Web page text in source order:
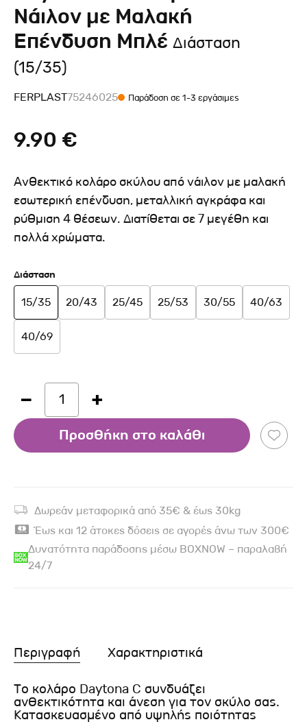
Νάιλον με Μαλακή
Επένδυση Μπλέ Διάσταση
(15/35)
FERPLAST75246025 Παράδοση σε 1-3 εργάσιμες
9.90 €
Ανθεκτικό κολάρο σκύλου από νάιλον με μαλακή
εσωτερική επένδυση, μεταλλική αγκράφα και
ρύθμιση 4 θέσεων. Διατίθεται σε 7 μεγέθη και
πολλά χρώματα.
Διάσταση
15/35 20/43 25/45 25/53 30/55 40/63
40/69
1
Προσθήκη στο καλάθι
Δωρεάν μεταφορικά από 35€ & έως 30kg
Έως και 12 άτοκες δόσεις σε αγορές άνω των 300€
Δυνατότητα παράδοσης μέσω BOXNOW – παραλαβή
24/7
Περιγραφή Χαρακτηριστικά
Το κολάρο Daytona C συνδυάζει
ανθεκτικότητα και άνεση για τον σκύλο σας.
Κατασκευασμένο από υψηλής ποιότητας